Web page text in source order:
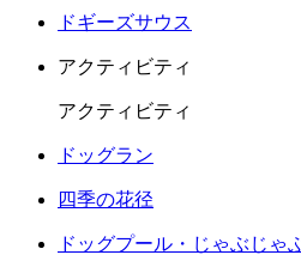
ドギーズサウス
アクティビティ
アクティビティ
ドッグラン
四季の花径
ドッグプール・じゃぶじゃ